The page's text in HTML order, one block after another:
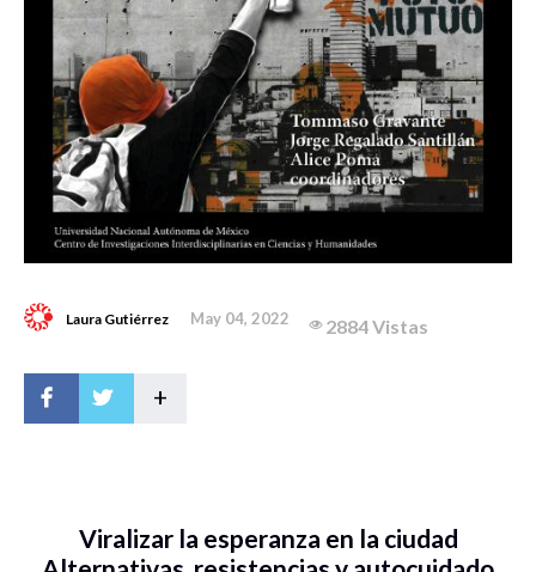
Laura Gutiérrez May 04, 2022 2884 Vistas
+
Viralizar la esperanza en la ciudad